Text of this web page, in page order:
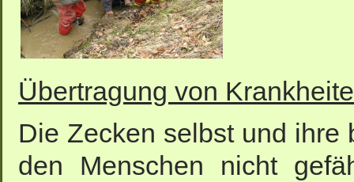
Übertragung von
Die Zecken selbst und ihre
den Menschen nicht